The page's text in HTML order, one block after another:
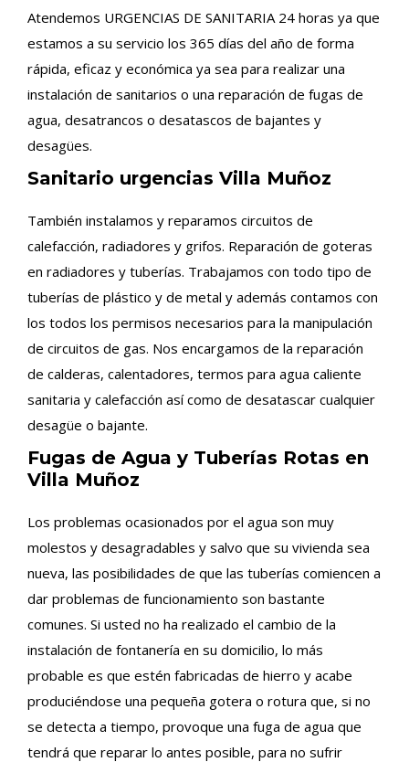
Atendemos URGENCIAS DE SANITARIA 24 horas ya que
estamos a su servicio los 365 días del año de forma
rápida, eficaz y económica ya sea para realizar una
instalación de sanitarios o una reparación de fugas de
agua, desatrancos o desatascos de bajantes y
desagües.
Sanitario urgencias Villa Muñoz
También instalamos y reparamos circuitos de
calefacción, radiadores y grifos. Reparación de goteras
en radiadores y tuberías. Trabajamos con todo tipo de
tuberías de plástico y de metal y además contamos con
los todos los permisos necesarios para la manipulación
de circuitos de gas. Nos encargamos de la reparación
de calderas, calentadores, termos para agua caliente
sanitaria y calefacción así como de desatascar cualquier
desagüe o bajante.
Fugas de Agua y Tuberías Rotas en
Villa Muñoz
Los problemas ocasionados por el agua son muy
molestos y desagradables y salvo que su vivienda sea
nueva, las posibilidades de que las tuberías comiencen a
dar problemas de funcionamiento son bastante
comunes. Si usted no ha realizado el cambio de la
instalación de fontanería en su domicilio, lo más
probable es que estén fabricadas de hierro y acabe
produciéndose una pequeña gotera o rotura que, si no
se detecta a tiempo, provoque una fuga de agua que
tendrá que reparar lo antes posible, para no sufrir